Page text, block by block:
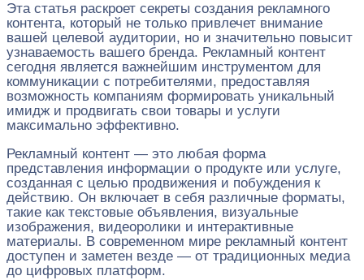
Эта статья раскроет секреты создания рекламного
контента, который не только привлечет внимание
вашей целевой аудитории, но и значительно повысит
узнаваемость вашего бренда. Рекламный контент
сегодня является важнейшим инструментом для
коммуникации с потребителями, предоставляя
возможность компаниям формировать уникальный
имидж и продвигать свои товары и услуги
максимально эффективно.
Рекламный контент — это любая форма
представления информации о продукте или услуге,
созданная с целью продвижения и побуждения к
действию. Он включает в себя различные форматы,
такие как текстовые объявления, визуальные
изображения, видеоролики и интерактивные
материалы. В современном мире рекламный контент
доступен и заметен везде — от традиционных медиа
до цифровых платформ.